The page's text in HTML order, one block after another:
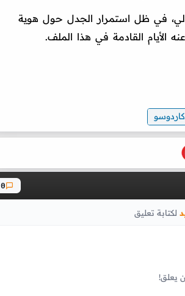
في ظل استمرار الجدل حول هوية
الأيام القادمة في هذا الملف.
كاردوسو
0
لكتابة تعليق
يعلق!